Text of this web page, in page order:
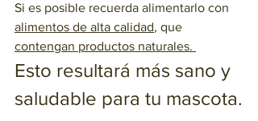
Si es posible recuerda alimentarlo con
alimentos de alta calidad, que
contengan productos naturales.
Esto resultará más sano y
saludable para tu mascota.